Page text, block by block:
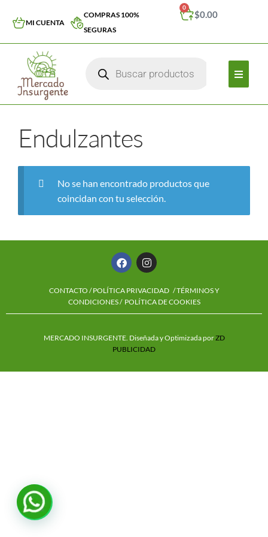
MI CUENTA
COMPRAS 100%
SEGURAS
$0.00
0
Endulzantes
No se han encontrado productos que
coincidan con tu selección.
CONTACTO /POLÍTICA PRIVACIDAD / TÉRMINOS Y
CONDICIONES / POLÍTICA DE COOKIES
MERCADO INSURGENTE. Diseñada y Optimizada porZD
PUBLICIDAD